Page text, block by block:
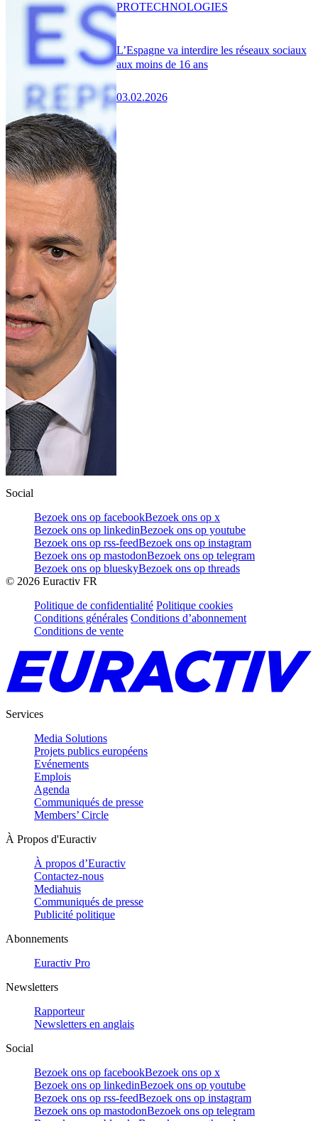
L’Espagne va interdire les réseaux sociaux
aux moins de 16 ans
03.02.2026
PROTECHNOLOGIES
Social
Bezoek ons op facebookBezoek ons op x
Bezoek ons op linkedinBezoek ons op youtube
Bezoek ons op rss-feedBezoek ons op instagram
Bezoek ons op mastodonBezoek ons op telegram
Bezoek ons op blueskyBezoek ons op threads
© 2026 Euractiv FR
Politique de confidentialité Politique cookies
Conditions générales Conditions d’abonnement
Conditions de vente
Services
Media Solutions
Projets publics européens
Evénements
Emplois
Agenda
Communiqués de presse
Members’ Circle
À Propos d'Euractiv
À propos d’Euractiv
Contactez-nous
Mediahuis
Communiqués de presse
Publicité politique
Abonnements
Euractiv Pro
Newsletters
Rapporteur
Newsletters en anglais
Social
Bezoek ons op facebookBezoek ons op x
Bezoek ons op linkedinBezoek ons op youtube
Bezoek ons op rss-feedBezoek ons op instagram
Bezoek ons op mastodonBezoek ons op telegram